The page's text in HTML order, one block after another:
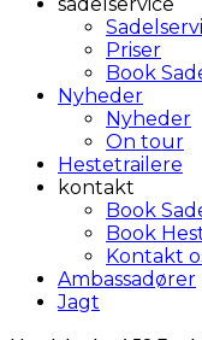
Priser
Book
Nyheder
Nyheder
On tour
Hestetrailere
kontakt
Book
Book
Kontakt
Ambassadører
Jagt